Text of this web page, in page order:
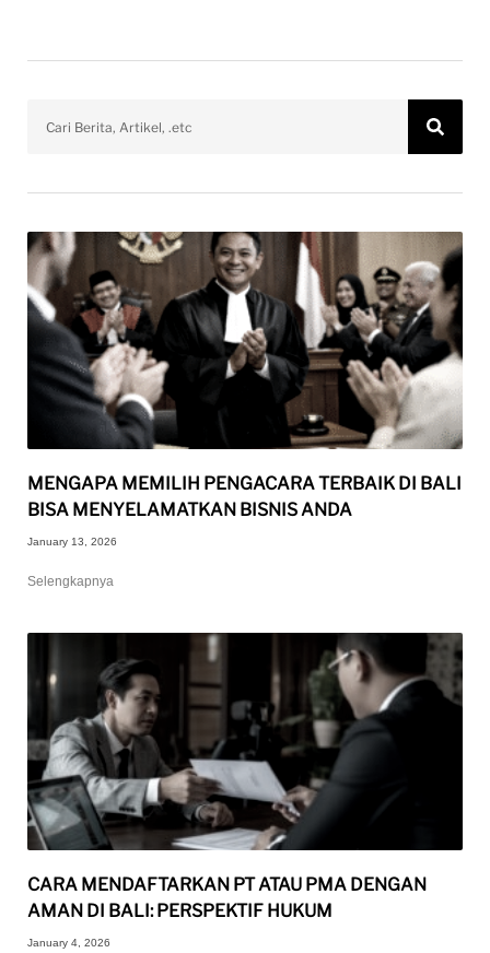
MENGAPA MEMILIH PENGACARA TERBAIK DI BALI
BISA MENYELAMATKAN BISNIS ANDA
January 13, 2026
Selengkapnya
CARA MENDAFTARKAN PT ATAU PMA DENGAN
AMAN DI BALI: PERSPEKTIF HUKUM
January 4, 2026